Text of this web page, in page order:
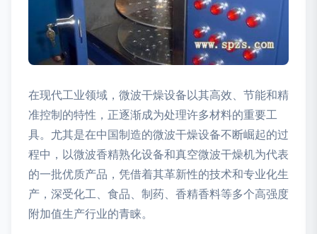
在现代工业领域，微波干燥设备以其高效、节能和精
准控制的特性，正逐渐成为处理许多材料的重要工
具。尤其是在中国制造的微波干燥设备不断崛起的过
程中，以微波香精熟化设备和真空微波干燥机为代表
的一批优质产品，凭借着其革新性的技术和专业化生
产，深受化工、食品、制药、香精香料等多个高强度
附加值生产行业的青睐。